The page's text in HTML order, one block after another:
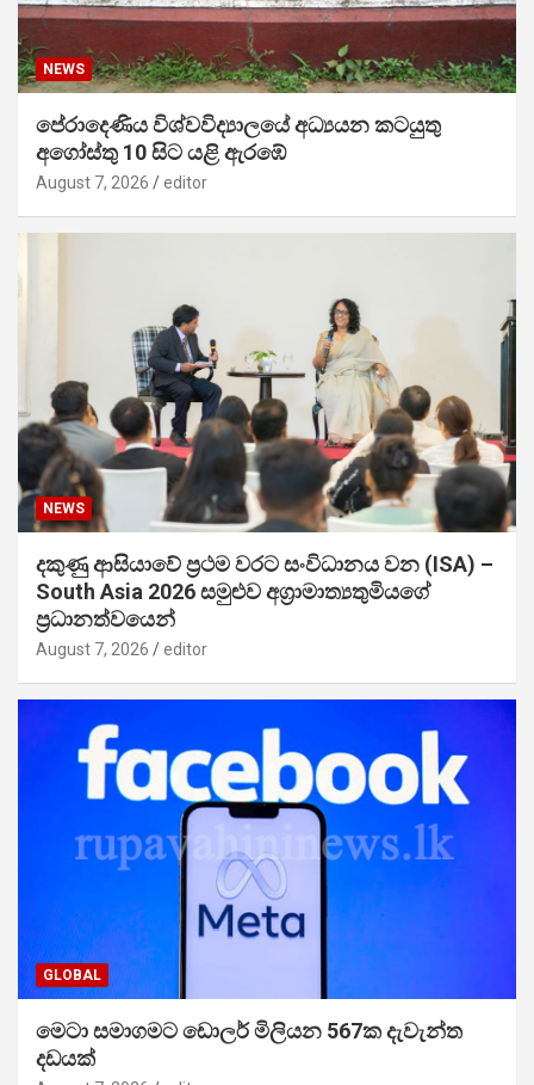
NEWS
පේරාදෙණිය විශ්වවිද්‍යාලයේ අධ්‍යයන කටයුතු
අගෝස්තු 10 සිට යළි ඇරඹේ
August 7, 2026 editor
NEWS
දකුණු ආසියාවේ ප්‍රථම වරට සංවිධානය වන (ISA) –
South Asia 2026 සමුළුව අග්‍රාමාත්‍යතුමියගේ
ප්‍රධානත්වයෙන්
August 7, 2026 editor
GLOBAL
මෙටා සමාගමට ඩොලර් මිලියන 567ක දැවැන්ත
දඩයක්